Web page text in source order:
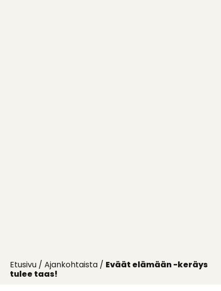
Etusivu / Ajankohtaista / Eväät elämään -keräys
tulee taas!